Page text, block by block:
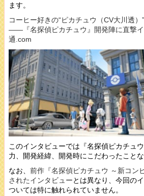
ます。
コーヒー好きの“ピカチュウ（CV大川透
――『名探偵ピカチュウ』開発陣に直撃イ
通.com
このインタビューでは『名探偵ピカチュ
力、開発経緯、開発時にこだわったこと
なお、 前作『名探偵ピカチュウ ～新コン
されたインタビューとは異なり、今回の
ついては特に触れられていません。